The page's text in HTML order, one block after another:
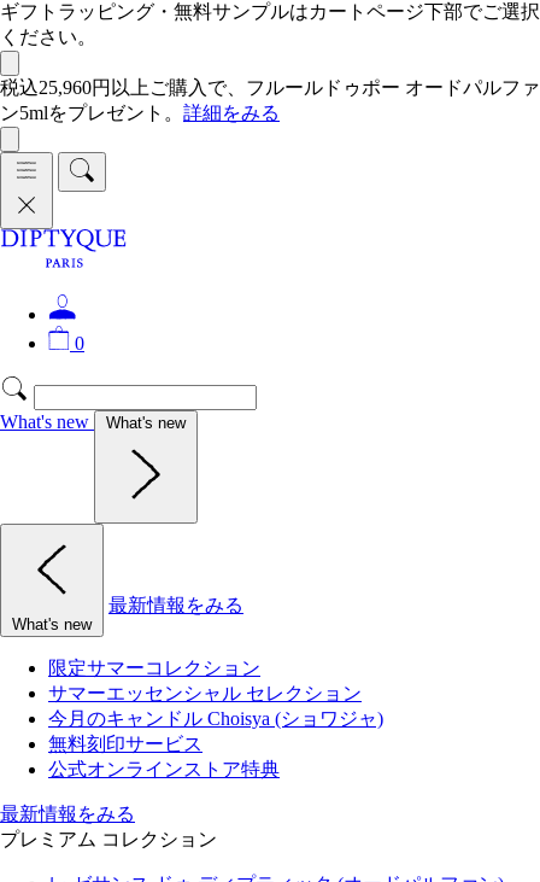
ギフトラッピング・無料サンプルはカートページ下部でご選択
ください。
税込25,960円以上ご購入で、フルールドゥポー オードパルファ
ン5mlをプレゼント。 詳細をみる
0
What's new What's new
What's new
最新情報をみる
限定サマーコレクション
サマーエッセンシャル セレクション
今月のキャンドル Choisya (ショワジャ)
無料刻印サービス
公式オンラインストア特典
最新情報をみる
プレミアム コレクション